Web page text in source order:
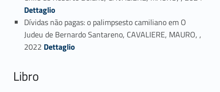
Dettaglio
Dívidas não pagas: o palimpsesto camiliano em O
Judeu de Bernardo Santareno, CAVALIERE, MAURO, ,
2022 Link identifier #identifier_person_79247-4Dettaglio
Libro